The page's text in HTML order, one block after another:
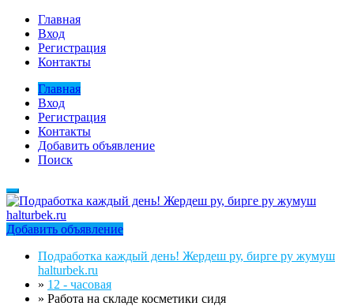
Главная
Вход
Регистрация
Контакты
Главная
Вход
Регистрация
Контакты
Добавить объявление
Поиск
Добавить объявление
Подработка каждый день! Жердеш ру, бирге ру жумуш
halturbek.ru
» 12 - часовая
» Работа на складе косметики сидя